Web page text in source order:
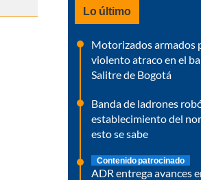
Lo último
Motorizados armados
violento atraco en el
Salitre de Bogotá
Banda de ladrones
establecimiento del
esto se sabe
Contenido patrocinado
ADR entrega avances